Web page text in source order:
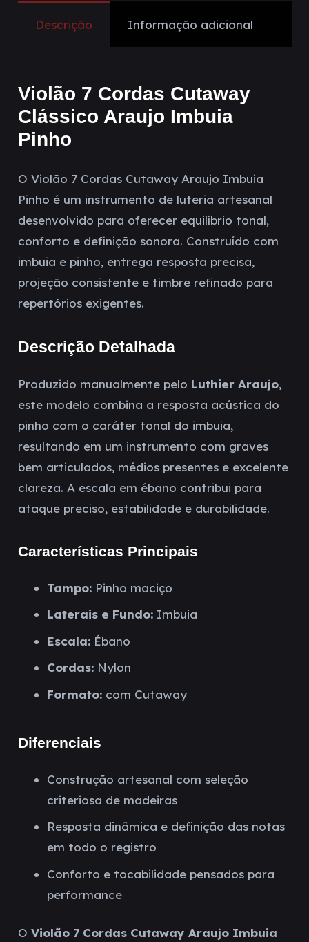
Descrição Informação adicional
Violão 7 Cordas Cutaway
Clássico Araujo Imbuia
Pinho
O Violão 7 Cordas Cutaway Araujo Imbuia
Pinho é um instrumento de luteria artesanal
desenvolvido para oferecer equilíbrio tonal,
conforto e definição sonora. Construído com
imbuia e pinho, entrega resposta precisa,
projeção consistente e timbre refinado para
repertórios exigentes.
Descrição Detalhada
Produzido manualmente pelo Luthier Araujo,
este modelo combina a resposta acústica do
pinho com o caráter tonal do imbuia,
resultando em um instrumento com graves
bem articulados, médios presentes e excelente
clareza. A escala em ébano contribui para
ataque preciso, estabilidade e durabilidade.
Características Principais
Tampo: Pinho maciço
Laterais e Fundo: Imbuia
Escala: Ébano
Cordas: Nylon
Formato: com Cutaway
Diferenciais
Construção artesanal com seleção
criteriosa de madeiras
Resposta dinâmica e definição das notas
em todo o registro
Conforto e tocabilidade pensados para
performance
O Violão 7 Cordas Cutaway Araujo Imbuia